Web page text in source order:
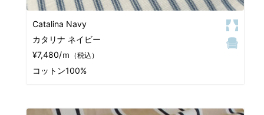
Catalina Navy
カタリナ ネイビー
¥7,480/ｍ （税込）
コットン100%